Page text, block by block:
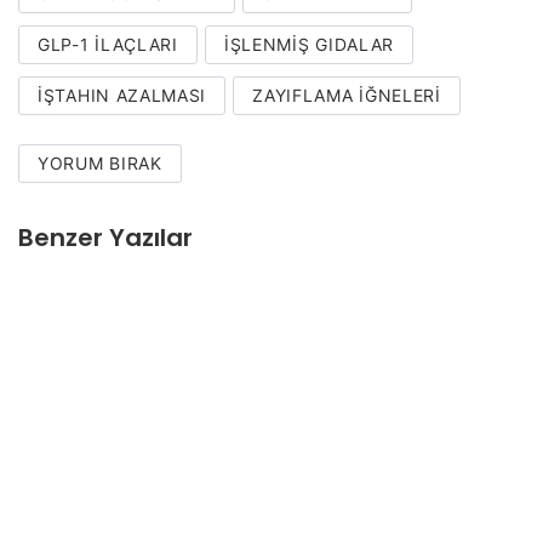
GLP-1 ILAÇLARI İŞLENMIŞ GIDALAR
İŞTAHIN AZALMASI ZAYIFLAMA İĞNELERI
YORUM BIRAK
Benzer Yazılar